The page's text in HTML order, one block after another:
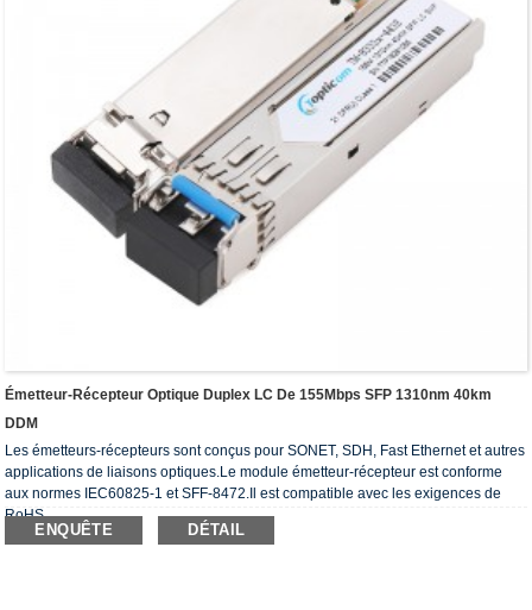
Émetteur-Récepteur Optique Duplex LC De 155Mbps SFP 1310nm 40km
DDM
Les émetteurs-récepteurs sont conçus pour SONET, SDH, Fast Ethernet et autres
applications de liaisons optiques.Le module émetteur-récepteur est conforme
aux normes IEC60825-1 et SFF-8472.Il est compatible avec les exigences de
RoHS.
ENQUÊTE DÉTAIL